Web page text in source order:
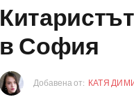
в София
Добавена от: КАТЯ